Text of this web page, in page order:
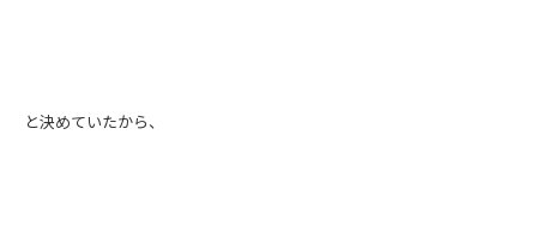
と決めていたから、